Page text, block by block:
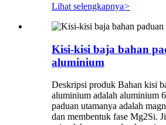
Lihat selengkapnya>
Kisi-kisi baja bahan
aluminium
Deskripsi produk Bahan kisi
aluminium adalah aluminium
paduan utamanya adalah
dan membentuk fase Mg2Si.